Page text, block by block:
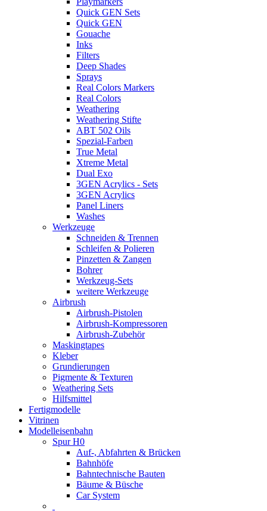
Quick GEN Sets
Quick GEN
Gouache
Inks
Filters
Deep Shades
Sprays
Real Colors Markers
Real Colors
Weathering
Weathering Stifte
ABT 502 Oils
Spezial-Farben
True Metal
Xtreme Metal
Dual Exo
3GEN Acrylics - Sets
3GEN Acrylics
Panel Liners
Washes
Werkzeuge
Schneiden & Trennen
Schleifen & Polieren
Pinzetten & Zangen
Bohrer
Werkzeug-Sets
weitere Werkzeuge
Airbrush
Airbrush-Pistolen
Airbrush-Kompressoren
Airbrush-Zubehör
Maskingtapes
Kleber
Grundierungen
Pigmente & Texturen
Weathering Sets
Hilfsmittel
Fertigmodelle
Vitrinen
Modelleisenbahn
Spur H0
Auf-, Abfahrten & Brücken
Bahnhöfe
Bahntechnische Bauten
Bäume & Büsche
Car System